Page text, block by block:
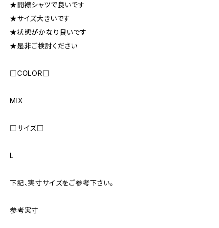
★開襟シャツで良いです
★サイズ大きいです
★状態がかなり良いです
★是非ご検討ください
□COLOR□
MIX
□サイズ□
L
下記、実寸サイズをご参考下さい。
参考実寸